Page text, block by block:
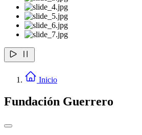
Inicio
Fundación Guerrero